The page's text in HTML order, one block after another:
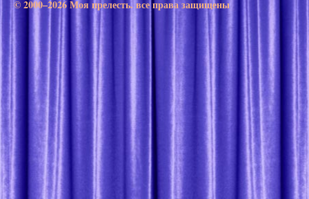
© 2000–2026 Моя прелесть. все права защищены